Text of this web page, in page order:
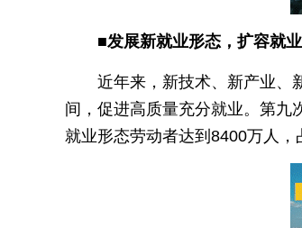
■发展新就业形态，扩容就
近年来，新技术、新产业、
间，促进高质量充分就业。第九
就业形态劳动者达到8400万人，